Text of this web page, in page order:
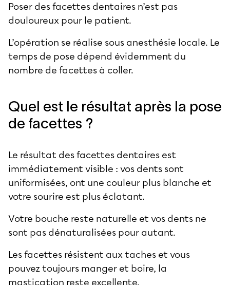
Poser des facettes dentaires n’est pas
douloureux pour le patient.
L’opération se réalise sous anesthésie locale. Le
temps de pose dépend évidemment du
nombre de facettes à coller.
Quel est le résultat après la pose
de facettes ?
Le résultat des facettes dentaires est
immédiatement visible : vos dents sont
uniformisées, ont une couleur plus blanche et
votre sourire est plus éclatant.
Votre bouche reste naturelle et vos dents ne
sont pas dénaturalisées pour autant.
Les facettes résistent aux taches et vous
pouvez toujours manger et boire, la
mastication reste excellente.